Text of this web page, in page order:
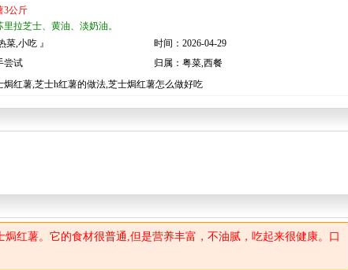
3公斤
里拉芝士、黄油、淡奶油。
菜,小吃 』
时间：2026-04-29
尝试
归属：粤菜,西餐
焗红薯,芝士h红薯的做法,芝士焗红薯怎么做好吃
红薯。它的食材很普通,但是营养丰富，不油腻，吃起来很健康。口